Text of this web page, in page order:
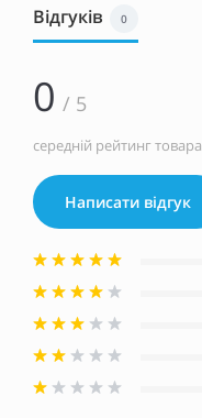
Відгуків 0
0 / 5
середній рейтинг товара
Написати відгук